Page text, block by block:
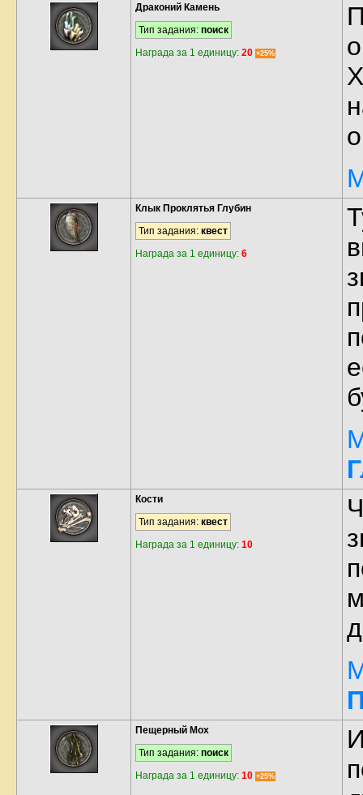
Драконий Камень
Тип задания: поиск
Награда за 1 единицу: 20 +25%
Клык Проклятья Глубин
Тип задания: квест
Награда за 1 единицу: 6
Кости
Тип задания: квест
Награда за 1 единицу: 10
Пещерный Мох
Тип задания: поиск
Награда за 1 единицу: 10 +25%